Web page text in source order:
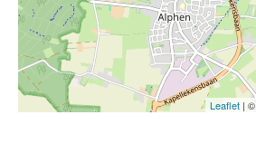
Leaflet | ©